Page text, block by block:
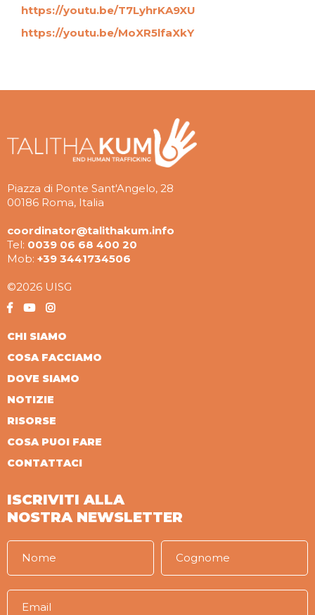
https://youtu.be/T7LyhrKA9XU
https://youtu.be/MoXR5lfaXkY
Piazza di Ponte Sant'Angelo, 28
00186 Roma, Italia
coordinator@talithakum.info
Tel: 0039 06 68 400 20
Mob: +39 3441734506
©2026 UISG
CHI SIAMO
COSA FACCIAMO
DOVE SIAMO
NOTIZIE
RISORSE
COSA PUOI FARE
CONTATTACI
ISCRIVITI ALLA
NOSTRA NEWSLETTER